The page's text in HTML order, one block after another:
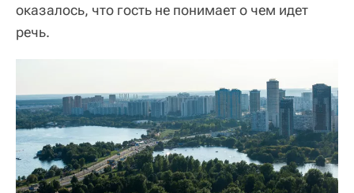
оказалось, что гость не понимает о чем идет
речь.